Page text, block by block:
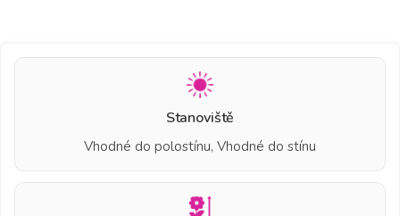
Stanoviště
Vhodné do polostínu, Vhodné do stínu